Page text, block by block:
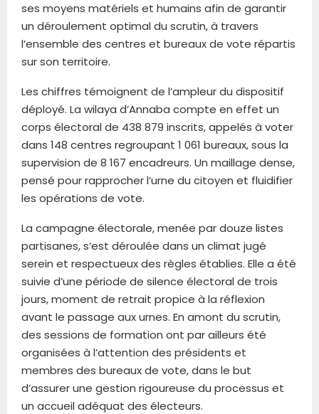
ses moyens matériels et humains afin de garantir
un déroulement optimal du scrutin, à travers
l’ensemble des centres et bureaux de vote répartis
sur son territoire.
Les chiffres témoignent de l’ampleur du dispositif
déployé. La wilaya d’Annaba compte en effet un
corps électoral de 438 879 inscrits, appelés à voter
dans 148 centres regroupant 1 061 bureaux, sous la
supervision de 8 167 encadreurs. Un maillage dense,
pensé pour rapprocher l’urne du citoyen et fluidifier
les opérations de vote.
La campagne électorale, menée par douze listes
partisanes, s’est déroulée dans un climat jugé
serein et respectueux des règles établies. Elle a été
suivie d’une période de silence électoral de trois
jours, moment de retrait propice à la réflexion
avant le passage aux urnes. En amont du scrutin,
des sessions de formation ont par ailleurs été
organisées à l’attention des présidents et
membres des bureaux de vote, dans le but
d’assurer une gestion rigoureuse du processus et
un accueil adéquat des électeurs.